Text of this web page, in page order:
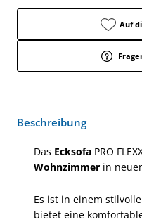
Auf
Beschreibung
Das Ecksofa PRO
Wohnzimmer in
Es ist in einem
bietet eine